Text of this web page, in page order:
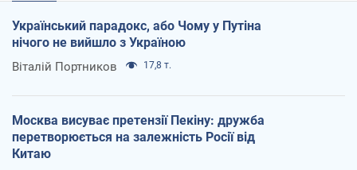
Український парадокс, або Чому у Путіна
нічого не вийшло з Україною
Віталій Портников 17,8 т.
Москва висуває претензії Пекіну: дружба
перетворюється на залежність Росії від
Китаю